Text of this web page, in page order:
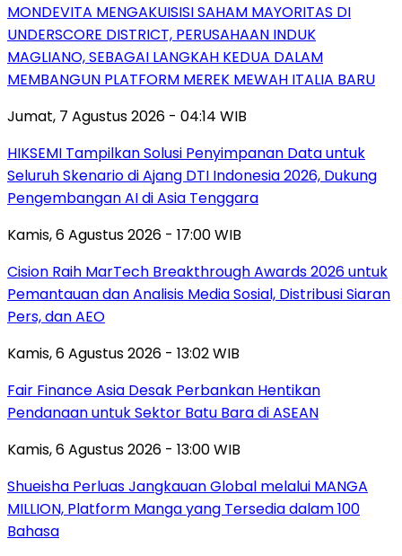
MONDEVITA MENGAKUISISI SAHAM MAYORITAS DI
UNDERSCORE DISTRICT, PERUSAHAAN INDUK
MAGLIANO, SEBAGAI LANGKAH KEDUA DALAM
MEMBANGUN PLATFORM MEREK MEWAH ITALIA BARU
Jumat, 7 Agustus 2026 - 04:14 WIB
HIKSEMI Tampilkan Solusi Penyimpanan Data untuk
Seluruh Skenario di Ajang DTI Indonesia 2026, Dukung
Pengembangan AI di Asia Tenggara
Kamis, 6 Agustus 2026 - 17:00 WIB
Cision Raih MarTech Breakthrough Awards 2026 untuk
Pemantauan dan Analisis Media Sosial, Distribusi Siaran
Pers, dan AEO
Kamis, 6 Agustus 2026 - 13:02 WIB
Fair Finance Asia Desak Perbankan Hentikan
Pendanaan untuk Sektor Batu Bara di ASEAN
Kamis, 6 Agustus 2026 - 13:00 WIB
Shueisha Perluas Jangkauan Global melalui MANGA
MILLION, Platform Manga yang Tersedia dalam 100
Bahasa